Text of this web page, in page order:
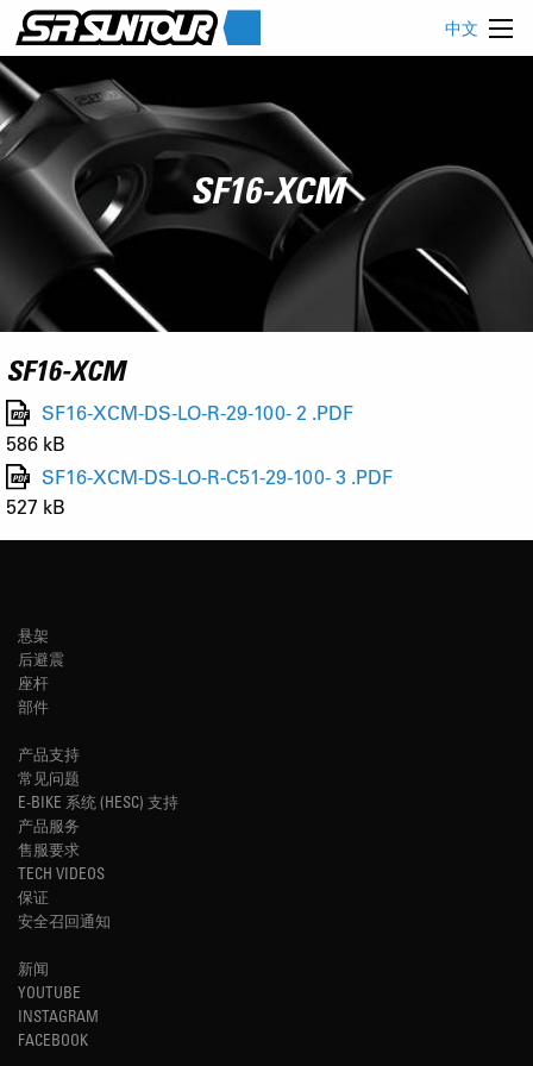
中文
SF16-XCM
SF16-XCM
SF16-XCM-DS-LO-R-29-100- 2 .PDF
586 kB
SF16-XCM-DS-LO-R-C51-29-100- 3 .PDF
527 kB
悬架
后避震
座杆
部件
产品支持
常见问题
E-BIKE 系统 (HESC) 支持
产品服务
售服要求
TECH VIDEOS
保证
安全召回通知
新闻
YOUTUBE
INSTAGRAM
FACEBOOK